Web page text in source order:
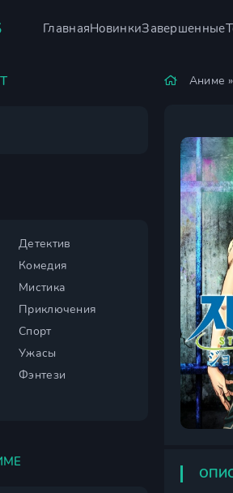
ГлавнаяНовинкиЗавершенные
Аниме »
Детектив
Комедия
Мистика
Приключения
Спорт
Ужасы
Фэнтези